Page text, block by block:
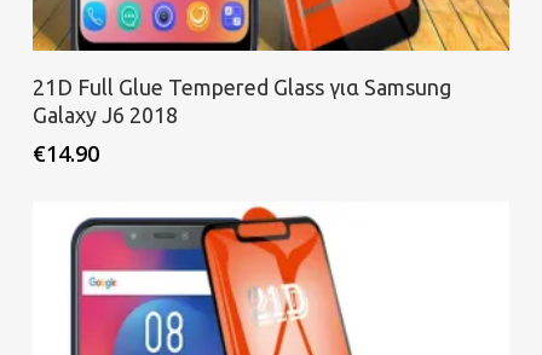
Προσθήκη στο καλάθι
21D Full Glue Tempered Glass για Samsung
Galaxy J6 2018
€14.90